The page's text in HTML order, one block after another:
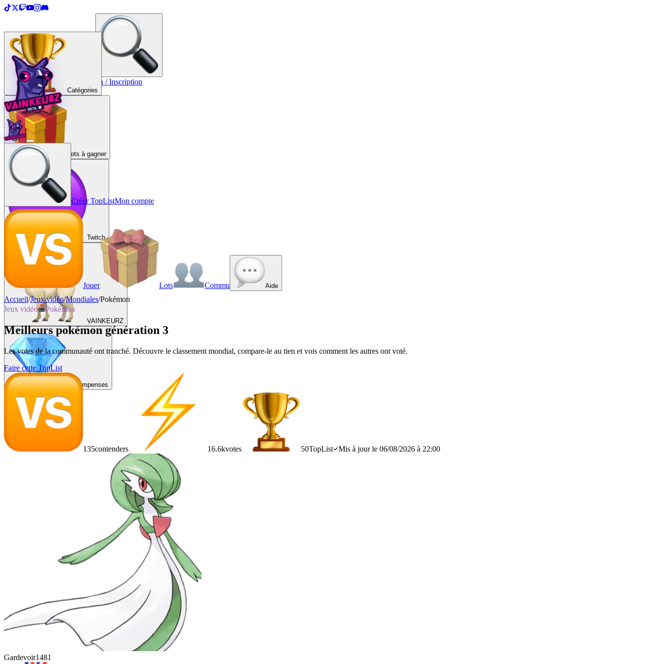
Créer une TopList Connexion / Inscription
Catégories
Lots à gagner
Twitch
VAINKEURZ
Récompenses
Créer TopListMon compte
Jouer Lots Commu Aide
Accueil/Jeux vidéo/Mondiales/Pokémon
Jeux vidéo
Pokémon
Meilleurs pokémon génération 3
Les votes de la communauté ont tranché. Découvre le classement mondial, compare-le au tien et vois comment les autres ont voté.
Faire cette TopList
135contenders 16.6kvotes 50TopList Mis à jour le 06/08/2026 à 22:00
Gardevoir1481